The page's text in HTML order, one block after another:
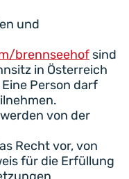
und
brennseehof sind
in Österreich
Person darf
von der
Recht vor, von
für die Erfüllung